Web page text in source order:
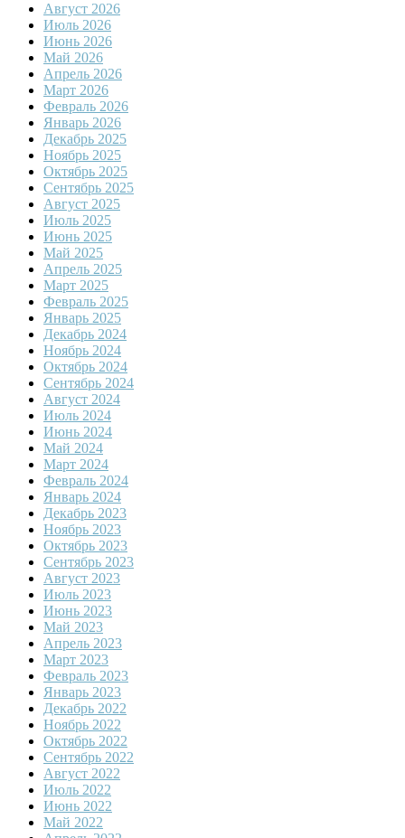
Август 2026
Июль 2026
Июнь 2026
Май 2026
Апрель 2026
Март 2026
Февраль 2026
Январь 2026
Декабрь 2025
Ноябрь 2025
Октябрь 2025
Сентябрь 2025
Август 2025
Июль 2025
Июнь 2025
Май 2025
Апрель 2025
Март 2025
Февраль 2025
Январь 2025
Декабрь 2024
Ноябрь 2024
Октябрь 2024
Сентябрь 2024
Август 2024
Июль 2024
Июнь 2024
Май 2024
Март 2024
Февраль 2024
Январь 2024
Декабрь 2023
Ноябрь 2023
Октябрь 2023
Сентябрь 2023
Август 2023
Июль 2023
Июнь 2023
Май 2023
Апрель 2023
Март 2023
Февраль 2023
Январь 2023
Декабрь 2022
Ноябрь 2022
Октябрь 2022
Сентябрь 2022
Август 2022
Июль 2022
Июнь 2022
Май 2022